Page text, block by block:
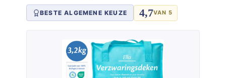
BESTE ALGEMENE KEUZE 4,7VAN 5